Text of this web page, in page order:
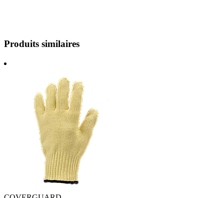
Produits similaires